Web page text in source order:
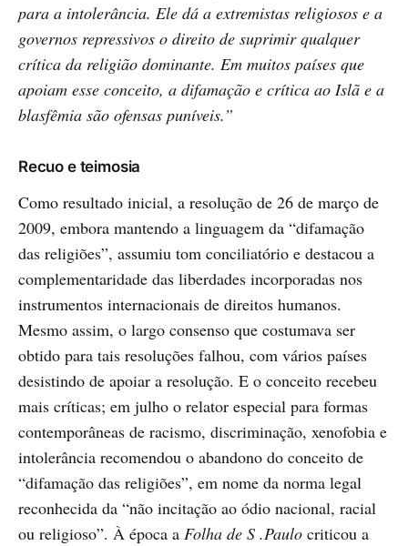
para a intolerância. Ele dá a extremistas religiosos e a
governos repressivos o direito de suprimir qualquer
crítica da religião dominante. Em muitos países que
apoiam esse conceito, a difamação e crítica ao Islã e a
blasfêmia são ofensas puníveis.”
Recuo e teimosia
Como resultado inicial, a resolução de 26 de março de
2009, embora mantendo a linguagem da “difamação
das religiões”, assumiu tom conciliatório e destacou a
complementaridade das liberdades incorporadas nos
instrumentos internacionais de direitos humanos.
Mesmo assim, o largo consenso que costumava ser
obtido para tais resoluções falhou, com vários países
desistindo de apoiar a resolução. E o conceito recebeu
mais críticas; em julho o relator especial para formas
contemporâneas de racismo, discriminação, xenofobia e
intolerância recomendou o abandono do conceito de
“difamação das religiões”, em nome da norma legal
reconhecida da “não incitação ao ódio nacional, racial
ou religioso”. À época a Folha de S .Paulo criticou a